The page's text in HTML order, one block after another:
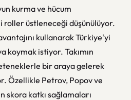
kurma ve hücum
roller üstleneceği düşünülüyor.
kullanarak Türkiye'yi
koymak istiyor. Takımın
bir araya gelerek
Özellikle Petrov, Popov ve
skora katkı sağlamaları